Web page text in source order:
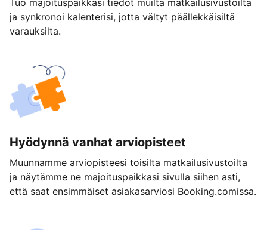
Tuo majoituspaikkasi tiedot muilta matkailusivustoilta
ja synkronoi kalenterisi, jotta vältyt päällekkäisiltä
varauksilta.
Hyödynnä vanhat arviopisteet
Muunnamme arviopisteesi toisilta matkailusivustoilta
ja näytämme ne majoituspaikkasi sivulla siihen asti,
että saat ensimmäiset asiakasarviosi Booking.comissa.